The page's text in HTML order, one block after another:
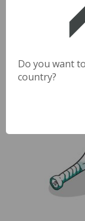
Do you want
country?